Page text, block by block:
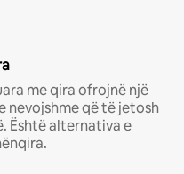
me qira ofrojnë një
nevojshme që të jetosh
Është alternativa e